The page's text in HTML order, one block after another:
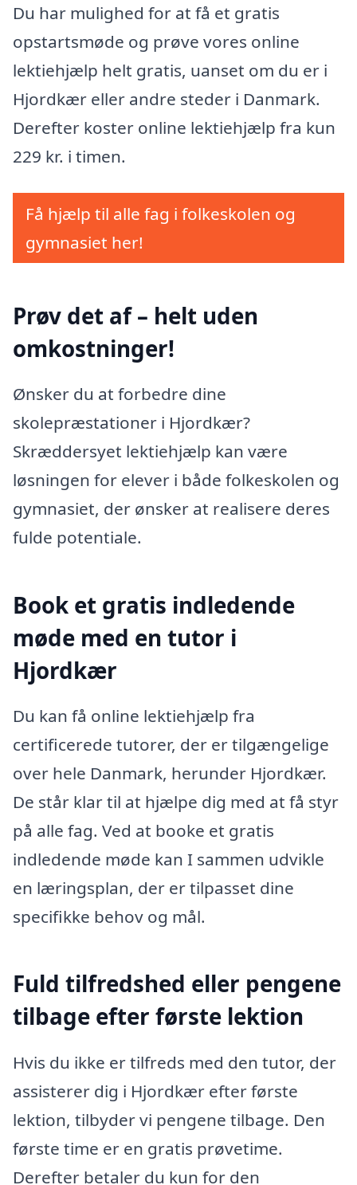
Du har mulighed for at få et gratis
opstartsmøde og prøve vores online
lektiehjælp helt gratis, uanset om du er i
Hjordkær eller andre steder i Danmark.
Derefter koster online lektiehjælp fra kun
229 kr. i timen.
Få hjælp til alle fag i folkeskolen og
gymnasiet her!
Prøv det af – helt uden
omkostninger!
Ønsker du at forbedre dine
skolepræstationer i Hjordkær?
Skræddersyet lektiehjælp kan være
løsningen for elever i både folkeskolen og
gymnasiet, der ønsker at realisere deres
fulde potentiale.
Book et gratis indledende
møde med en tutor i
Hjordkær
Du kan få online lektiehjælp fra
certificerede tutorer, der er tilgængelige
over hele Danmark, herunder Hjordkær.
De står klar til at hjælpe dig med at få styr
på alle fag. Ved at booke et gratis
indledende møde kan I sammen udvikle
en læringsplan, der er tilpasset dine
specifikke behov og mål.
Fuld tilfredshed eller pengene
tilbage efter første lektion
Hvis du ikke er tilfreds med den tutor, der
assisterer dig i Hjordkær efter første
lektion, tilbyder vi pengene tilbage. Den
første time er en gratis prøvetime.
Derefter betaler du kun for den